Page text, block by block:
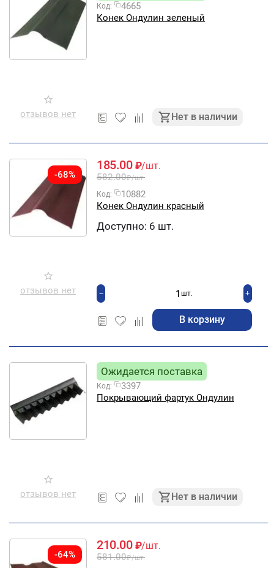
отзывов нет
Код:
4665
Конек Ондулин зеленый
Нет в наличии
-68%
отзывов нет
185.00 ₽/шт.
582.00₽/шт.
Код:
10882
Конек Ондулин красный
Доступно: 6 шт.
+
шт.
−
В корзину
отзывов нет
Ожидается поставка
Код:
3397
Покрывающий фартук Ондулин
Нет в наличии
-64%
210.00 ₽/шт.
581.00₽/шт.